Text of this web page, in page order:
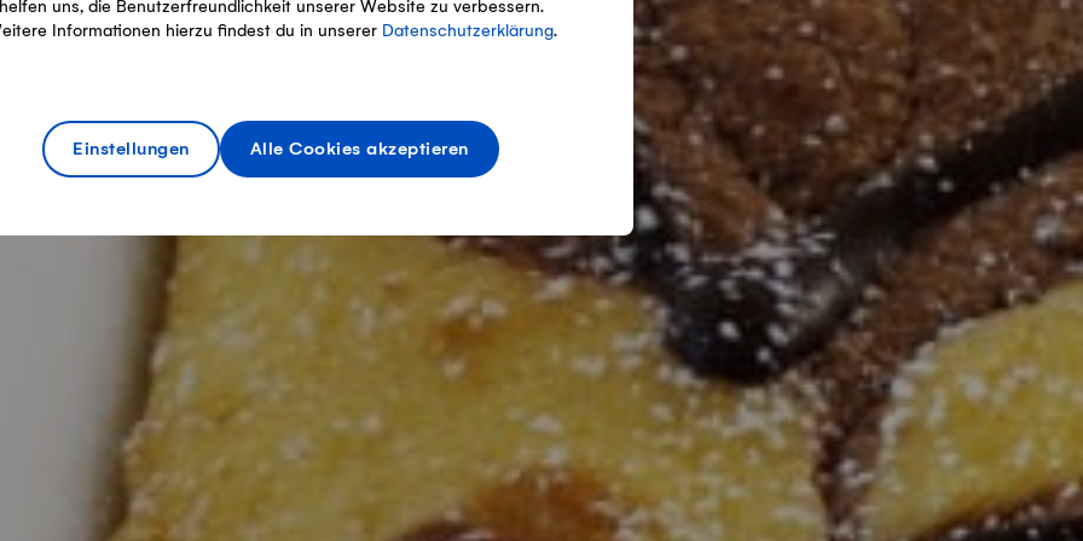
uns, die Benutzerfreundlichkeit unserer Website zu verbessern.
Informationen hierzu findest du in unserer Datenschutzerklärung.
Einstellungen Alle Cookies akzeptieren